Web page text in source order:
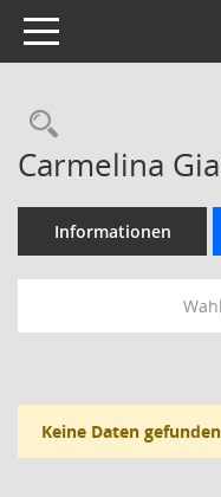
Toggle navigation
Carmelina
Informationen
Keine Daten